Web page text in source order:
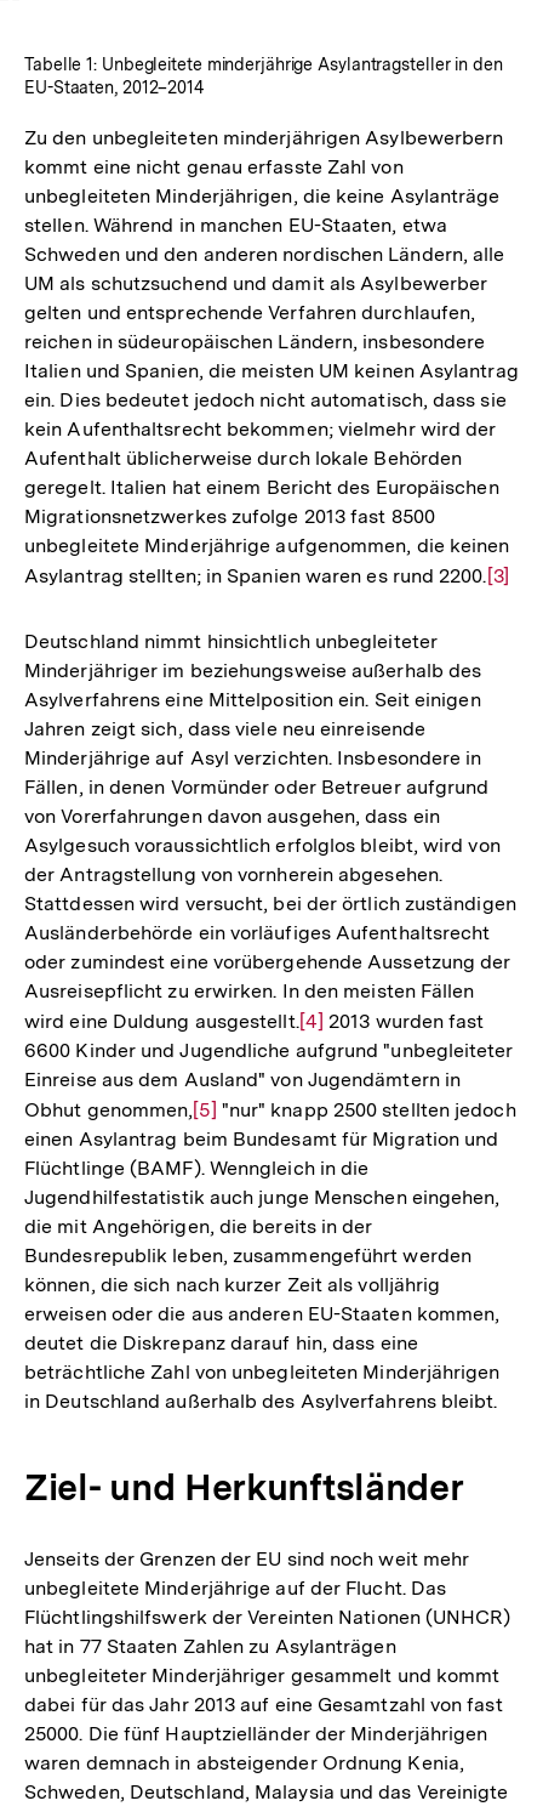
öffnen
Tabelle 1: Unbegleitete minderjährige Asylantragsteller in den
EU-Staaten, 2012–2014
Zu den unbegleiteten minderjährigen Asylbewerbern
kommt eine nicht genau erfasste Zahl von
unbegleiteten Minderjährigen, die keine Asylanträge
stellen. Während in manchen EU-Staaten, etwa
Schweden und den anderen nordischen Ländern, alle
UM als schutzsuchend und damit als Asylbewerber
gelten und entsprechende Verfahren durchlaufen,
reichen in südeuropäischen Ländern, insbesondere
Italien und Spanien, die meisten UM keinen Asylantrag
ein. Dies bedeutet jedoch nicht automatisch, dass sie
kein Aufenthaltsrecht bekommen; vielmehr wird der
Aufenthalt üblicherweise durch lokale Behörden
geregelt. Italien hat einem Bericht des Europäischen
Migrationsnetzwerkes zufolge 2013 fast 8500
unbegleitete Minderjährige aufgenommen, die keinen
Asylantrag stellten; in Spanien waren es rund 2200. Zur
[3]
Deutschland nimmt hinsichtlich unbegleiteter
Minderjähriger im beziehungsweise außerhalb des
Asylverfahrens eine Mittelposition ein. Seit einigen
Jahren zeigt sich, dass viele neu einreisende
Minderjährige auf Asyl verzichten. Insbesondere in
Fällen, in denen Vormünder oder Betreuer aufgrund
von Vorerfahrungen davon ausgehen, dass ein
Asylgesuch voraussichtlich erfolglos bleibt, wird von
der Antragstellung von vornherein abgesehen.
Stattdessen wird versucht, bei der örtlich zuständigen
Ausländerbehörde ein vorläufiges Aufenthaltsrecht
oder zumindest eine vorübergehende Aussetzung der
Ausreisepflicht zu erwirken. In den meisten Fällen
wird eine Duldung ausgestellt.Zur
Auflösung
der
Fußnote
[4] 2013 wurden fast
6600 Kinder und Jugendliche aufgrund "unbegleiteter
Einreise aus dem Ausland" von Jugendämtern in
Obhut genommen,Zur
Auflösung
der
Fußnote
[5] "nur" knapp 2500 stellten jedoch
einen Asylantrag beim Bundesamt für Migration und
Flüchtlinge (BAMF). Wenngleich in die
Jugendhilfestatistik auch junge Menschen eingehen,
die mit Angehörigen, die bereits in der
Bundesrepublik leben, zusammengeführt werden
können, die sich nach kurzer Zeit als volljährig
erweisen oder die aus anderen EU-Staaten kommen,
deutet die Diskrepanz darauf hin, dass eine
beträchtliche Zahl von unbegleiteten Minderjährigen
in Deutschland außerhalb des Asylverfahrens bleibt.
Ziel- und Herkunftsländer
Jenseits der Grenzen der EU sind noch weit mehr
unbegleitete Minderjährige auf der Flucht. Das
Flüchtlingshilfswerk der Vereinten Nationen (UNHCR)
hat in 77 Staaten Zahlen zu Asylanträgen
unbegleiteter Minderjähriger gesammelt und kommt
dabei für das Jahr 2013 auf eine Gesamtzahl von fast
25000. Die fünf Hauptzielländer der Minderjährigen
waren demnach in absteigender Ordnung Kenia,
Schweden, Deutschland, Malaysia und das Vereinigte